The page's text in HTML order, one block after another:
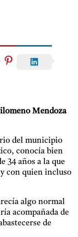
Mendoza
del municipio
conocía bien
34 años a la que
con quien incluso
algo normal
acompañada de
de